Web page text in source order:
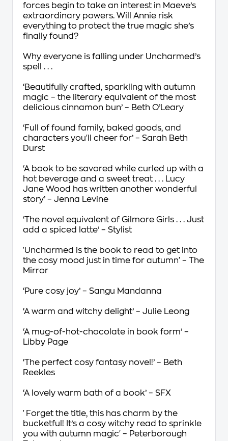
forces begin to take an interest in Maeve’s
extraordinary powers. Will Annie risk
everything to protect the true magic she’s
finally found?
Why everyone is falling under Uncharmed’s
spell . . .
‘Beautifully crafted, sparkling with autumn
magic – the literary equivalent of the most
delicious cinnamon bun’ – Beth O’Leary
‘Full of found family, baked goods, and
characters you'll cheer for’ – Sarah Beth
Durst
‘A book to be savored while curled up with a
hot beverage and a sweet treat . . . Lucy
Jane Wood has written another wonderful
story’ – Jenna Levine
‘The novel equivalent of Gilmore Girls . . . Just
add a spiced latte’ – Stylist
'Uncharmed is the book to read to get into
the cosy mood just in time for autumn' – The
Mirror
‘Pure cosy joy’ – Sangu Mandanna
‘A warm and witchy delight’ – Julie Leong
‘A mug-of-hot-chocolate in book form’ –
Libby Page
‘The perfect cosy fantasy novel!’ – Beth
Reekles
‘A lovely warm bath of a book’ – SFX
'Forget the title, this has charm by the
bucketful! It’s a cosy witchy read to sprinkle
you with autumn magic' – Peterborough